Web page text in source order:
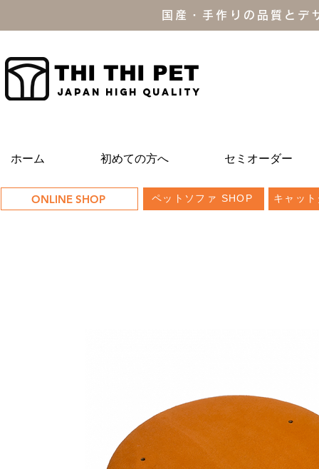
国産・手作りの品質と
THI THI PET
JAPAN high quality
ホーム 初めての方へ セミオーダー
ONLINE SHOP ペットソファ SHOP キャッ